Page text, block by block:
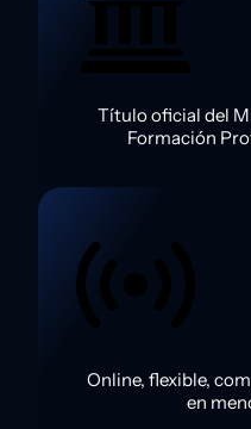
Título oficial del
Formación
Online, flexible,
en